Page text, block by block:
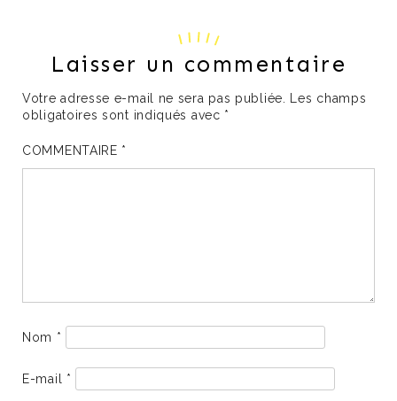
Laisser un commentaire
Votre adresse e-mail ne sera pas publiée. Les champs
obligatoires sont indiqués avec *
COMMENTAIRE *
Nom *
E-mail *